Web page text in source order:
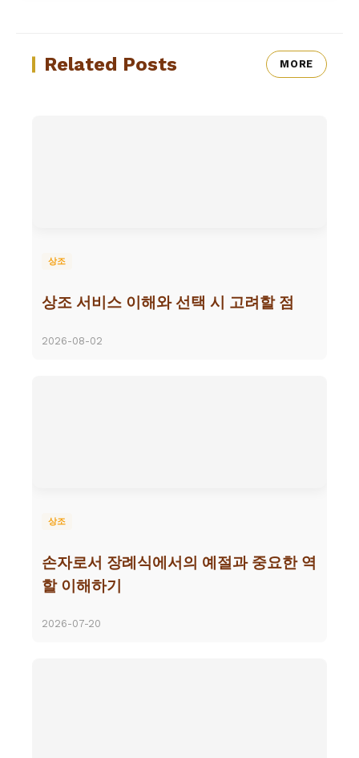
Related Posts MORE
상조
상조 서비스 이해와 선택 시 고려할 점
2026-08-02
상조
손자로서 장례식에서의 예절과 중요한 역
할 이해하기
2026-07-20